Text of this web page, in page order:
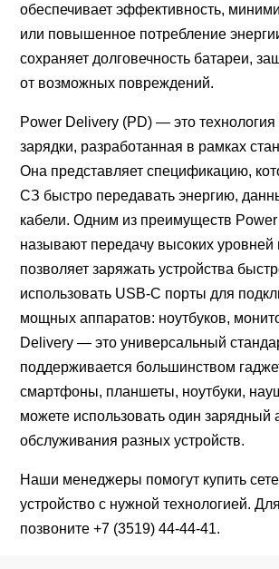
обеспечивает эффективность,
или повышенное потребление
сохраняет долговечность батареи,
от возможных повреждений.
Power Delivery (PD) ― это
зарядки, разработанная в рамках
Она представляет спецификацию,
СЗ быстро передавать энергию,
кабели. Одним из преимуществ
называют передачу высоких
позволяет заряжать устройства
использовать USB-C порты для
мощных аппаратов: ноутбуков,
Delivery ― это универсальный
поддерживается большинством
смартфоны, планшеты, ноутбуки,
можете использовать один зарядный
обслуживания разных устройств.
Наши менеджеры помогут купить
устройство с нужной технологией.
позвоните+7 (3519) 44-44-41.